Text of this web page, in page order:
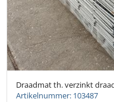
Draadmat th. verzinkt
Artikelnummer: 103487